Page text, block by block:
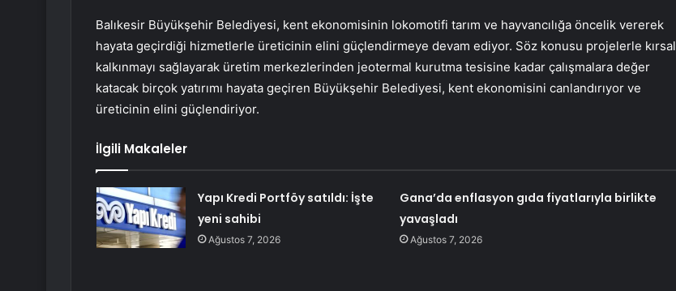
Balıkesir Büyükşehir Belediyesi, kent ekonomisinin lokomotifi tarım ve hayvancılığa öncelik vererek
hayata geçirdiği hizmetlerle üreticinin elini güçlendirmeye devam ediyor. Söz konusu projelerle kırsal
kalkınmayı sağlayarak üretim merkezlerinden jeotermal kurutma tesisine kadar çalışmalara değer
katacak birçok yatırımı hayata geçiren Büyükşehir Belediyesi, kent ekonomisini canlandırıyor ve
üreticinin elini güçlendiriyor.
İlgili Makaleler
Yapı Kredi Portföy satıldı: İşte
yeni sahibi
Ağustos 7, 2026
Gana’da enflasyon gıda fiyatlarıyla birlikte
yavaşladı
Ağustos 7, 2026